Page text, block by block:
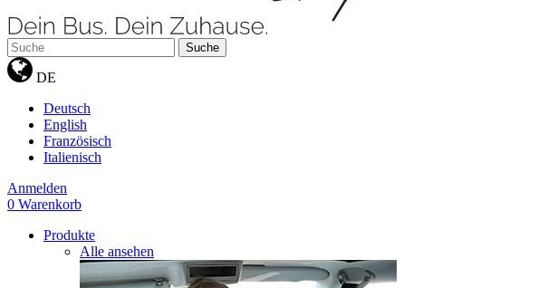
Suche
DE
Deutsch
English
Französisch
Italienisch
Anmelden
0 Warenkorb
Produkte
Alle ansehen